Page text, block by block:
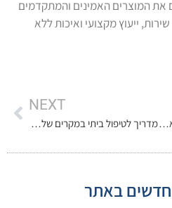
המוצרים האמינים והמתקדמים
ייעוץ מקצועי ואיכות ללא
המבוגר"
NEXT
מדריך לטיפול ביתי במקרים של פצעי לחץ מתקדמים
באתר